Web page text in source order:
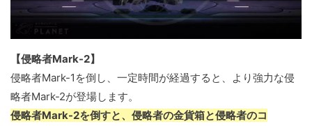
【侵略者Mark-2】
侵略者Mark-1を倒し、一定時間が経過すると、より強力な侵
略者Mark-2が登場します。
侵略者Mark-2を倒すと、侵略者の金貨箱と侵略者のコ